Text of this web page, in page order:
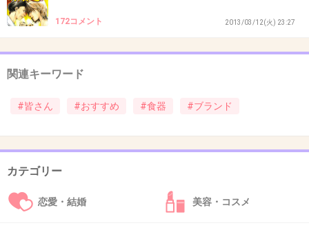
41. 匿名2013/08/01(木) 23:39:14
NIKKO ！！
FKのターコイズ集めています。ジェダイも好
172コメント 2013/03/12(火) 23:27
関連キーワード
#皆さん #おすすめ #食器 #ブランド
カテゴリー
恋愛・結婚 美容・コスメ